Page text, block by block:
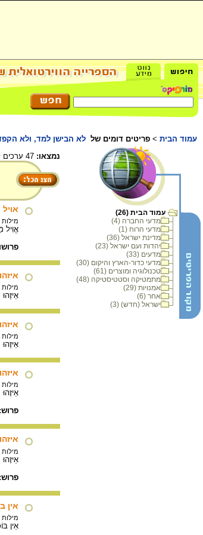
עמוד הבית > פריטים דומים של לא הבישן למד, ולא
עמוד הבית (26)
מדעי החברה (4)
מדעי הרוח (1)
מדינת ישראל (36)
יהדות ועם ישראל (23)
מדעים (33)
מדעי כדור-הארץ והיקום (30)
טכנולוגיה ומוצרים (61)
מתמטיקה וסטטיסטיקה (48)
אמנויות (29)
אחר (6)
ישראל (חדש) (3)
נמצאו:
פרוש:
פרוש:
אין
אֵין